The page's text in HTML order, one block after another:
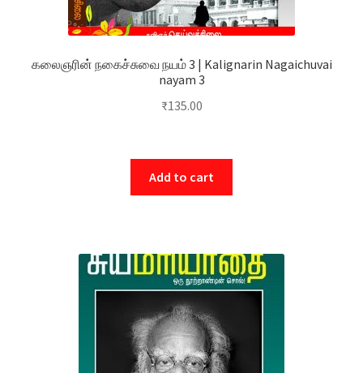
கலைஞரின் நகைச்சுவை நயம் 3 | Kalignarin Nagaichuvai
nayam 3
₹135.00
Add to cart